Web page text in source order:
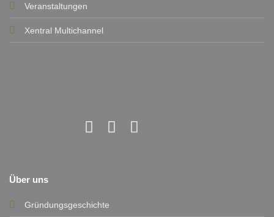
Veranstaltungen
Xentral Multichannel
Über uns
Gründungsgeschichte